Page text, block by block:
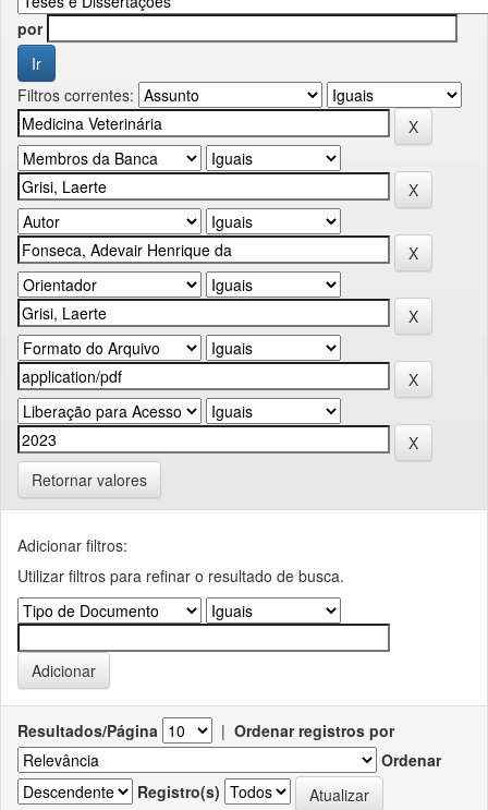
por
Filtros correntes:
Retornar valores
Adicionar filtros:
Utilizar filtros para refinar o resultado de busca.
Resultados/Página | Ordenar registros por
Ordenar
Registro(s)